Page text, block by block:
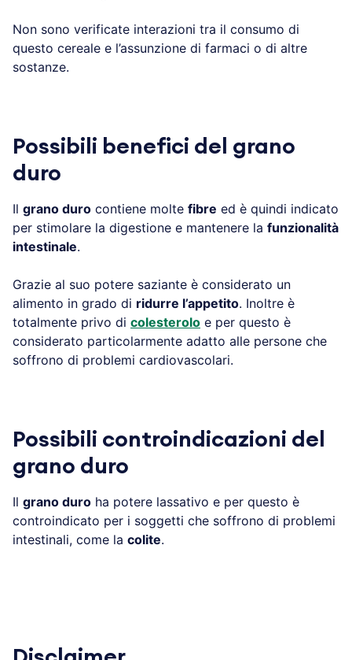
Non sono verificate interazioni tra il consumo di
questo cereale e l’assunzione di farmaci o di altre
sostanze.
Possibili benefici del grano
duro
Il grano duro contiene molte fibre ed è quindi indicato
per stimolare la digestione e mantenere la funzionalità
intestinale.
Grazie al suo potere saziante è considerato un
alimento in grado di ridurre l’appetito. Inoltre è
totalmente privo di colesterolo e per questo è
considerato particolarmente adatto alle persone che
soffrono di problemi cardiovascolari.
Possibili controindicazioni del
grano duro
Il grano duro ha potere lassativo e per questo è
controindicato per i soggetti che soffrono di problemi
intestinali, come la colite.